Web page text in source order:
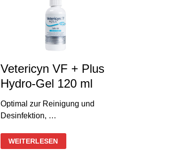
Vetericyn VF + Plus
Hydro-Gel 120 ml
Optimal zur Reinigung und
Desinfektion, …
VETERICYN
VF
WEITERLESEN